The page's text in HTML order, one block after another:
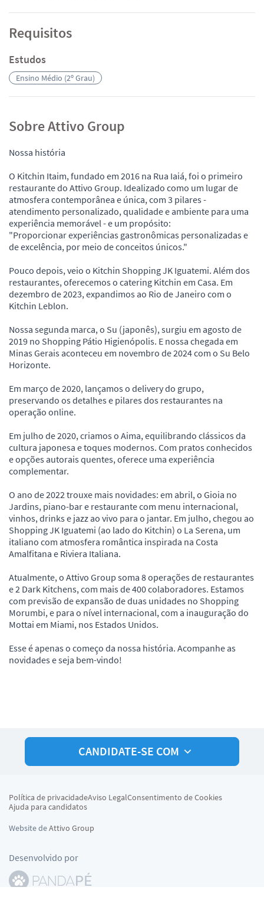
Requisitos
Estudos
Ensino Médio (2º Grau)
Sobre Attivo Group
Nossa história
O Kitchin Itaim, fundado em 2016 na Rua Iaiá, foi o primeiro
restaurante do Attivo Group. Idealizado como um lugar de
atmosfera contemporânea e única, com 3 pilares -
atendimento personalizado, qualidade e ambiente para uma
experiência memorável - e um propósito:
"Proporcionar experiências gastronômicas personalizadas e
de excelência, por meio de conceitos únicos."
Pouco depois, veio o Kitchin Shopping JK Iguatemi. Além dos
restaurantes, oferecemos o catering Kitchin em Casa. Em
dezembro de 2023, expandimos ao Rio de Janeiro com o
Kitchin Leblon.
Nossa segunda marca, o Su (japonês), surgiu em agosto de
2019 no Shopping Pátio Higienópolis. E nossa chegada em
Minas Gerais aconteceu em novembro de 2024 com o Su Belo
Horizonte.
Em março de 2020, lançamos o delivery do grupo,
preservando os detalhes e pilares dos restaurantes na
operação online.
Em julho de 2020, criamos o Aima, equilibrando clássicos da
cultura japonesa e toques modernos. Com pratos conhecidos
e opções autorais quentes, oferece uma experiência
complementar.
O ano de 2022 trouxe mais novidades: em abril, o Gioia no
Jardins, piano-bar e restaurante com menu internacional,
vinhos, drinks e jazz ao vivo para o jantar. Em julho, chegou ao
Shopping JK Iguatemi (ao lado do Kitchin) o La Serena, um
italiano com atmosfera romântica inspirada na Costa
Amalfitana e Riviera Italiana.
Atualmente, o Attivo Group soma 8 operações de restaurantes
e 2 Dark Kitchens, com mais de 400 colaboradores. Estamos
com previsão de expansão de duas unidades no Shopping
Morumbi, e para o nível internacional, com a inauguração do
Mottai em Miami, nos Estados Unidos.
Esse é apenas o começo da nossa história. Acompanhe as
novidades e seja bem-vindo!
CANDIDATE-SE COM
Política de privacidadeAviso LegalConsentimento de Cookies
Ajuda para candidatos
Website deAttivo Group
Desenvolvido por